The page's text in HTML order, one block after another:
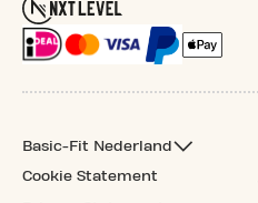
Basic-Fit Nederland
Cookie Statement